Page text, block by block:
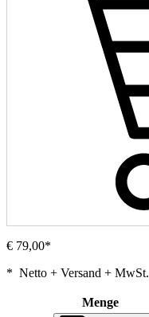
€ 79,00*
* Netto + Versand + MwSt.
Menge